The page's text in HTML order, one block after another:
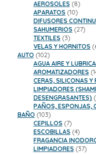
AEROSOLES 88
APARATOS 1010
DIFUSORES
SAHUMERIOS 2727
TEXTILES 33
productos
VELAS Y HORNITOS
AUTO 102102
productos
AGUA AIRE Y
AROMATIZADORES
CERAS, SILICONAS Y
LIMPIADORES
DESENGRASANTES)
PAÑOS, ESPONJAS,
BAÑO 103103
productos
CEPILLOS 77
productos
ESCOBILLAS 44
FRAGANCIA
LIMPIADORES 3737